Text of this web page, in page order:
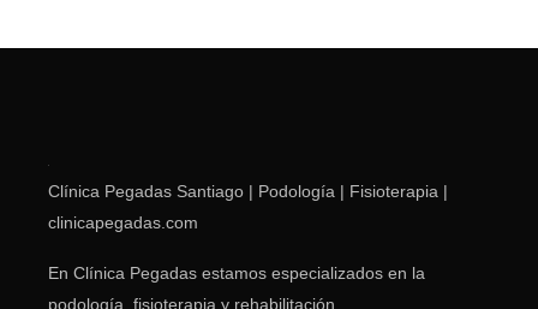
Clínica Pegadas Santiago | Podología | Fisioterapia |
clinicapegadas.com
En Clínica Pegadas estamos especializados en la
podología, fisioterapia y rehabilitación.